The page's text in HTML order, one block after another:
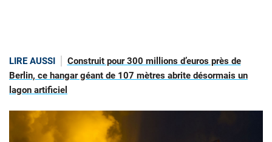
LIRE AUSSI
Construit pour 300 millions d’euros près de
Berlin, ce hangar géant de 107 mètres abrite désormais un
lagon artificiel